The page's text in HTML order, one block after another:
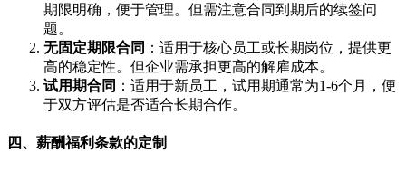
期限明确，便于管理。但需注意合同到期后的续签问
题。
无固定期限合同 ：适用于核心员工或长期岗位，提供更
高的稳定性。但企业需承担更高的解雇成本。
试用期合同 ：适用于新员工，试用期通常为1-6个月，便
于双方评估是否适合长期合作。
四、薪酬福利条款的定制